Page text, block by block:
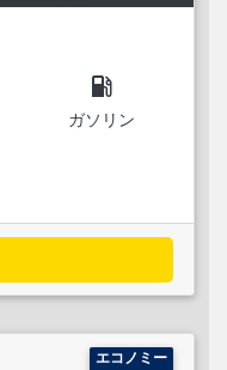
local_gas_station
ガソリン
エコノミー